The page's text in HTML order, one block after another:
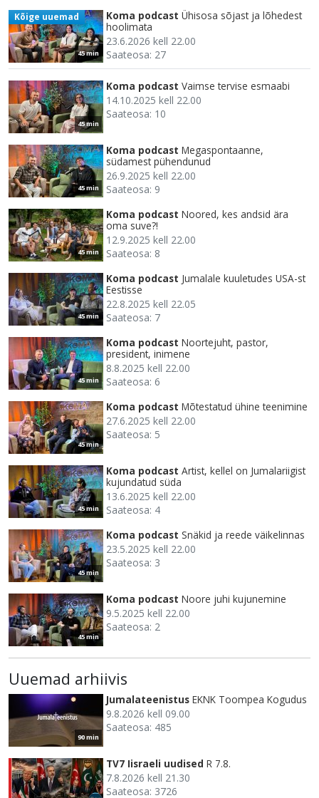
45 min
Kõige uuemad Koma podcast Ühisosa sõjast ja lõhedest
hoolimata
23.6.2026 kell 22.00
Saateosa: 27
45 min
Koma podcast Vaimse tervise esmaabi
14.10.2025 kell 22.00
Saateosa: 10
45 min
Koma podcast Megaspontaanne,
südamest pühendunud
26.9.2025 kell 22.00
Saateosa: 9
45 min
Koma podcast Noored, kes andsid ära
oma suve?!
12.9.2025 kell 22.00
Saateosa: 8
45 min
Koma podcast Jumalale kuuletudes USA-st
Eestisse
22.8.2025 kell 22.05
Saateosa: 7
45 min
Koma podcast Noortejuht, pastor,
president, inimene
8.8.2025 kell 22.00
Saateosa: 6
45 min
Koma podcast Mõtestatud ühine teenimine
27.6.2025 kell 22.00
Saateosa: 5
45 min
Koma podcast Artist, kellel on Jumalariigist
kujundatud süda
13.6.2025 kell 22.00
Saateosa: 4
45 min
Koma podcast Snäkid ja reede väikelinnas
23.5.2025 kell 22.00
Saateosa: 3
45 min
Koma podcast Noore juhi kujunemine
9.5.2025 kell 22.00
Saateosa: 2
Uuemad arhiivis
90 min
Jumalateenistus EKNK Toompea Kogudus
9.8.2026 kell 09.00
Saateosa: 485
TV7 Iisraeli uudised R 7.8.
7.8.2026 kell 21.30
Saateosa: 3726